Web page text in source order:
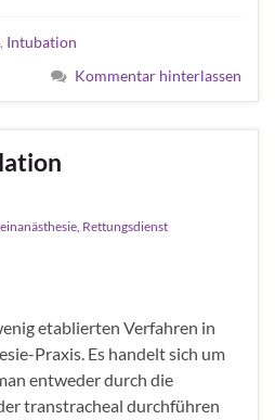
, Intubation
Kommentar hinterlassen
, Rettungsdienst
etablierten Verfahren in
Praxis. Es handelt sich um
entweder durch die
transtracheal durchführen